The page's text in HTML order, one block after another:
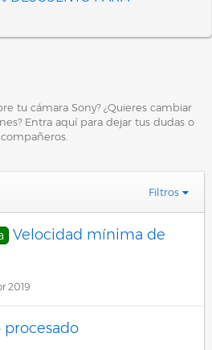
tu cámara Sony? ¿Quieres cambiar
Entra aquí para dejar tus dudas o
Filtros
Velocidad mínima de
2019